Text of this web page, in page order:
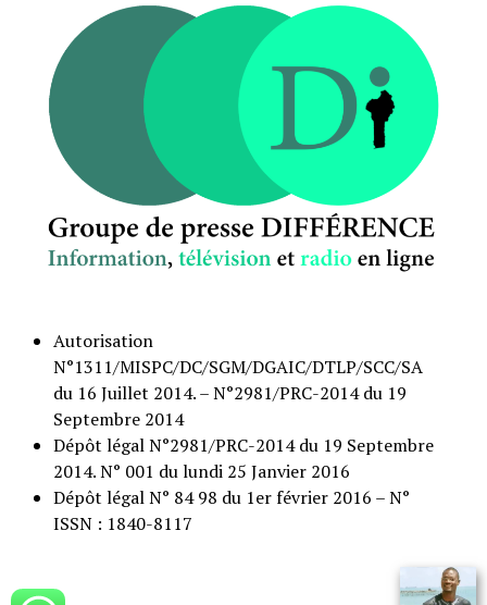
Autorisation
N°1311/MISPC/DC/SGM/DGAIC/DTLP/SCC/SA
du 16 Juillet 2014. – N°2981/PRC-2014 du 19
Septembre 2014
Dépôt légal N°2981/PRC-2014 du 19 Septembre
2014. N° 001 du lundi 25 Janvier 2016
Dépôt légal N° 84 98 du 1er février 2016 – N°
ISSN : 1840-8117